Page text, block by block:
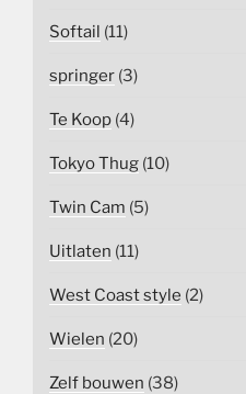
Softail (11)
springer (3)
Te Koop (4)
Tokyo Thug (10)
Twin Cam (5)
Uitlaten (11)
West Coast style (2)
Wielen (20)
Zelf bouwen (38)